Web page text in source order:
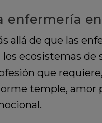
enfermería
allá de que las
los ecosistemas de
que
temple, amor